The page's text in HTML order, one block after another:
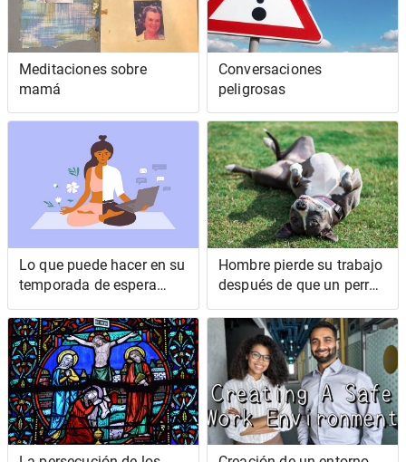
Meditaciones sobre
mamá
Conversaciones
peligrosas
Lo que puede hacer en su
temporada de espera
(esperando conseguir su
primer trabajo en
tecnología)
Hombre pierde su trabajo
después de que un perro
'amable' corriera tras
corredores y ciclistas del
vecindario